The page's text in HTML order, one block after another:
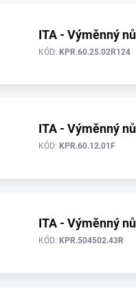
ITA - Výměnný
KÓD: KPR.60.25.02R124
ITA - Výměnný
KÓD: KPR.60.12.01F
ITA - Výměnný
KÓD: KPR.504502.43R